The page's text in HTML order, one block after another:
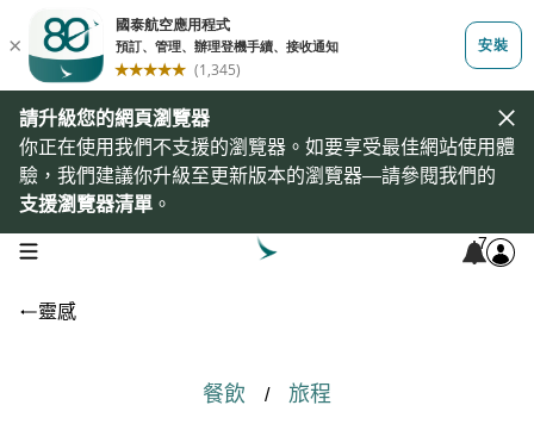
請升級您的網頁瀏覽器
你正在使用我們不支援的瀏覽器。如要享受最佳網站使用體
驗，我們建議你升級至更新版本的瀏覽器—請參閱我們的
支援瀏覽器清單 。
open navigation menu 7
靈感
餐飲 / 旅程